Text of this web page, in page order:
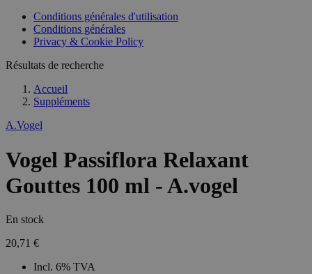
Conditions générales d'utilisation
Conditions générales
Privacy & Cookie Policy
Résultats de recherche
Accueil
Suppléments
A.Vogel
Vogel Passiflora Relaxant
Gouttes 100 ml - A.vogel
En stock
20,71 €
Incl. 6% TVA